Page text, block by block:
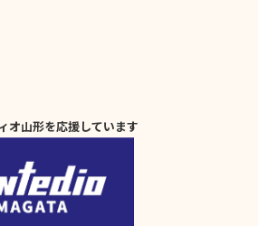
オ山形を応援しています